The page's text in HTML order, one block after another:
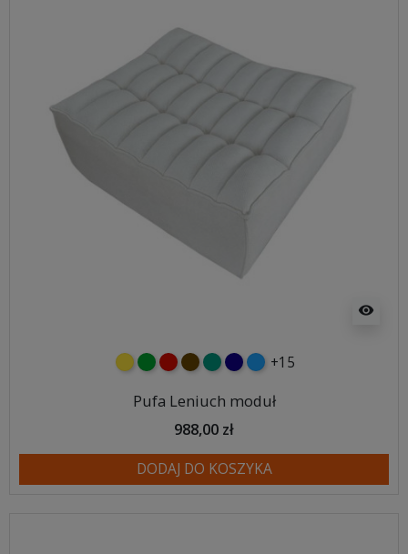
visibility
żółtyzielonyczerwony
czekoladowy
turkusowy
granatowy
niebieski
+15
Pufa Leniuch moduł
988,00 zł
DODAJ DO KOSZYKA